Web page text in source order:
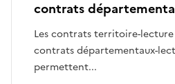
contrats
Les contrats territoire-lecture
contrats départementaux-
permettent...